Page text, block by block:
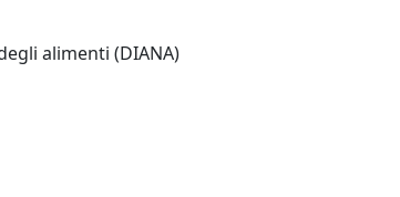
alimenti (DIANA)